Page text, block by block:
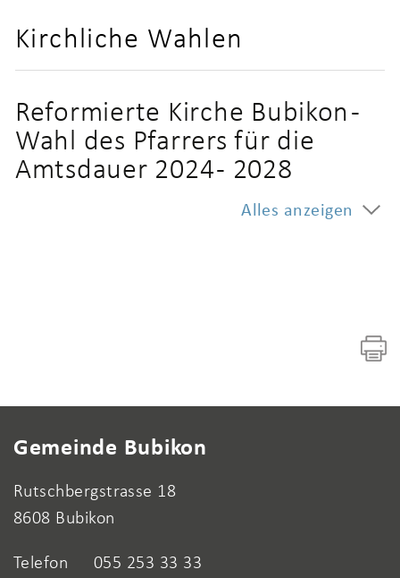
Kirchliche Wahlen
Reformierte Kirche Bubikon -
Wahl des Pfarrers für die
Amtsdauer 2024 - 2028
Alles anzeigen
Gemeinde Bubikon
Rutschbergstrasse 18
8608 Bubikon
Telefon
055 253 33 33